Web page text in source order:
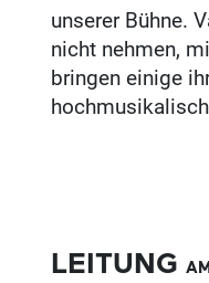
unserer Bühne.
nicht nehmen,
bringen einige
LEITUNG